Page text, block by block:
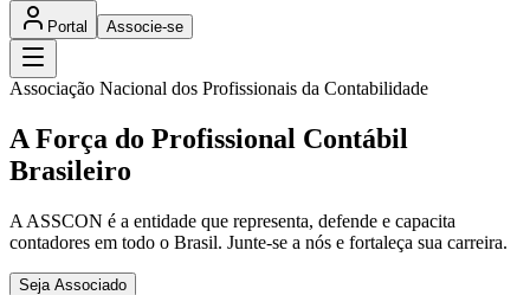
Portal Associe-se
Associação Nacional dos Profissionais da Contabilidade
A Força do Profissional Contábil
Brasileiro
A ASSCON é a entidade que representa, defende e capacita
contadores em todo o Brasil. Junte-se a nós e fortaleça sua carreira.
Seja Associado